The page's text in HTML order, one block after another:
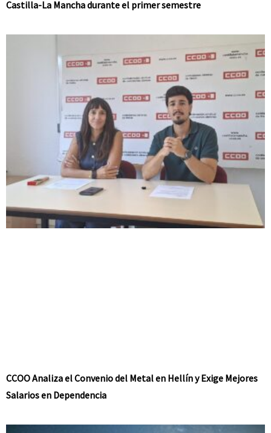
Castilla-La Mancha durante el primer semestre
CCOO Analiza el Convenio del Metal en Hellín y Exige Mejores
Salarios en Dependencia